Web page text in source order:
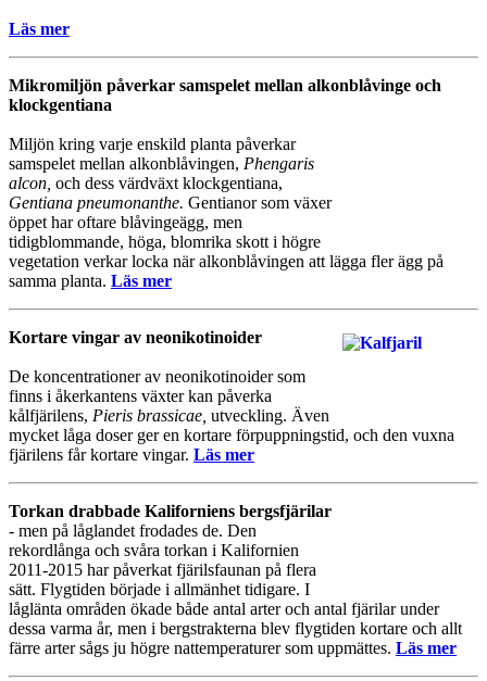
Läs mer
Mikromiljön påverkar samspelet mellan alkonblåvinge och
klockgentiana
Miljön kring varje enskild planta påverkar
samspelet mellan alkonblåvingen, Phengaris
alcon, och dess värdväxt klockgentiana,
Gentiana pneumonanthe. Gentianor som växer
öppet har oftare blåvingeägg, men
tidigblommande, höga, blomrika skott i högre
vegetation verkar locka när alkonblåvingen att lägga fler ägg på
samma planta. Läs mer
Kortare vingar av neonikotinoider
De koncentrationer av neonikotinoider som
finns i åkerkantens växter kan påverka
kålfjärilens, Pieris brassicae, utveckling. Även
mycket låga doser ger en kortare förpuppningstid, och den vuxna
fjärilens får kortare vingar. Läs mer
Torkan drabbade Kaliforniens bergsfjärilar
- men på låglandet frodades de. Den
rekordlånga och svåra torkan i Kalifornien
2011-2015 har påverkat fjärilsfaunan på flera
sätt. Flygtiden började i allmänhet tidigare. I
låglänta områden ökade både antal arter och antal fjärilar under
dessa varma år, men i bergstrakterna blev flygtiden kortare och allt
färre arter sågs ju högre nattemperaturer som uppmättes. Läs mer